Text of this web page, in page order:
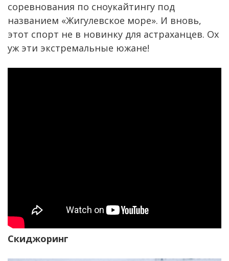
соревнования по сноукайтингу под
названием «Жигулевское море». И вновь,
этот спорт не в новинку для астраханцев. Ох
уж эти экстремальные южане!
Скиджоринг